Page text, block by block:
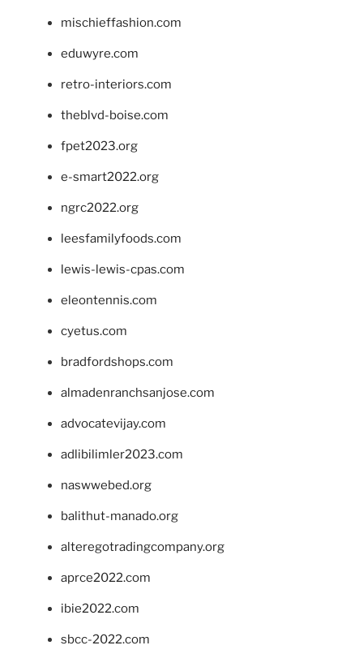
mischieffashion.com
eduwyre.com
retro-interiors.com
theblvd-boise.com
fpet2023.org
e-smart2022.org
ngrc2022.org
leesfamilyfoods.com
lewis-lewis-cpas.com
eleontennis.com
cyetus.com
bradfordshops.com
almadenranchsanjose.com
advocatevijay.com
adlibilimler2023.com
naswwebed.org
balithut-manado.org
alteregotradingcompany.org
aprce2022.com
ibie2022.com
sbcc-2022.com